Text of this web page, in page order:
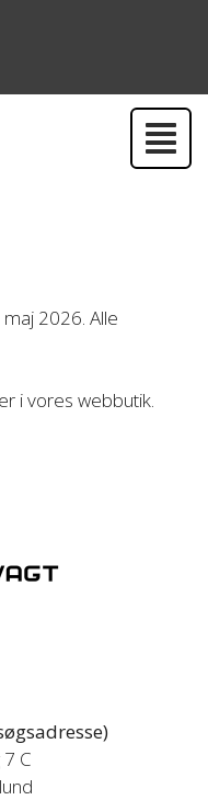
2026. Alle
i vores webbutik.
C